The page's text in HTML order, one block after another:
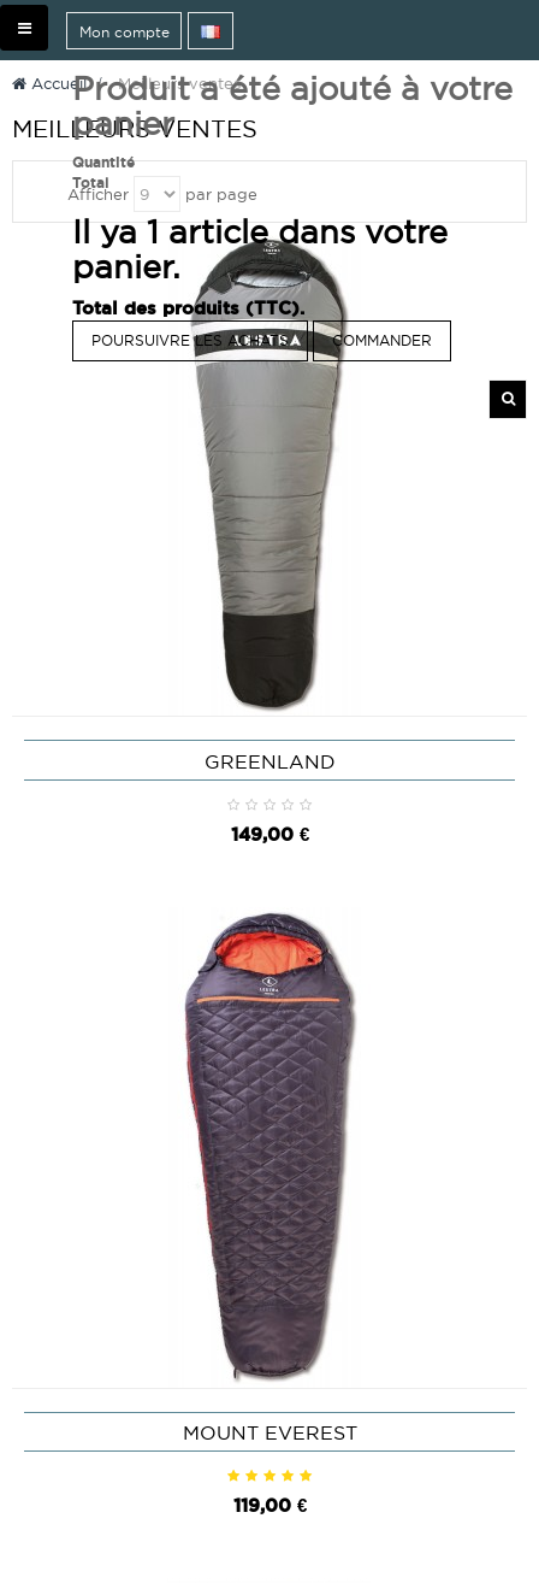
Mon compte
Produit a été ajouté à votre
panier
Quantité
Total
Il ya 1 article dans votre
panier.
Total des produits (TTC).
POURSUIVRE LES ACHATS COMMANDER
Basculer
la
Accueil > Meilleurs ventes
MEILLEURS VENTES
Afficher par page
GREENLAND
149,00 €
MOUNT EVEREST
119,00 €